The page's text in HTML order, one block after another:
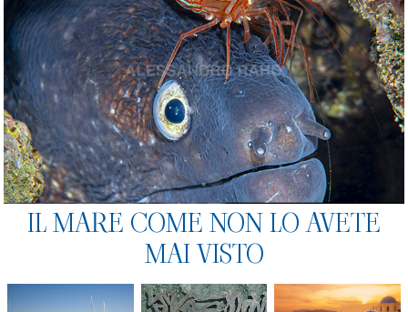
IL MARE COME NON LO AVETE
MAI VISTO